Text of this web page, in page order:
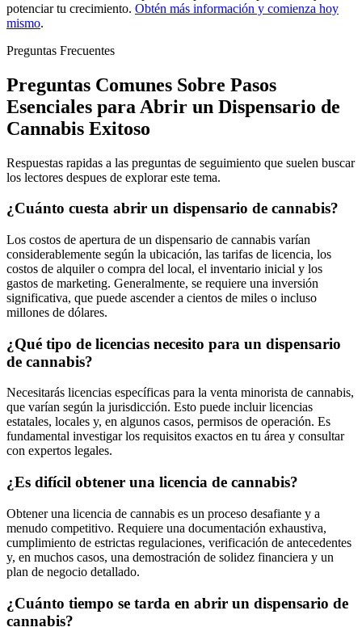
potenciar tu crecimiento. Obtén más información y comienza hoy
mismo.
Preguntas Frecuentes
Preguntas Comunes Sobre Pasos
Esenciales para Abrir un Dispensario de
Cannabis Exitoso
Respuestas rapidas a las preguntas de seguimiento que suelen buscar
los lectores despues de explorar este tema.
¿Cuánto cuesta abrir un dispensario de cannabis?
Los costos de apertura de un dispensario de cannabis varían
considerablemente según la ubicación, las tarifas de licencia, los
costos de alquiler o compra del local, el inventario inicial y los
gastos de marketing. Generalmente, se requiere una inversión
significativa, que puede ascender a cientos de miles o incluso
millones de dólares.
¿Qué tipo de licencias necesito para un dispensario
de cannabis?
Necesitarás licencias específicas para la venta minorista de cannabis,
que varían según la jurisdicción. Esto puede incluir licencias
estatales, locales y, en algunos casos, permisos de operación. Es
fundamental investigar los requisitos exactos en tu área y consultar
con expertos legales.
¿Es difícil obtener una licencia de cannabis?
Obtener una licencia de cannabis es un proceso desafiante y a
menudo competitivo. Requiere una documentación exhaustiva,
cumplimiento de estrictas regulaciones, verificación de antecedentes
y, en muchos casos, una demostración de solidez financiera y un
plan de negocio detallado.
¿Cuánto tiempo se tarda en abrir un dispensario de
cannabis?